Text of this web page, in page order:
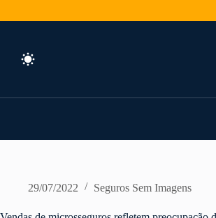
29/07/2022 Seguros Sem Imagens